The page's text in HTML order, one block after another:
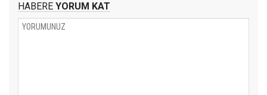
HABERE YORUM KAT